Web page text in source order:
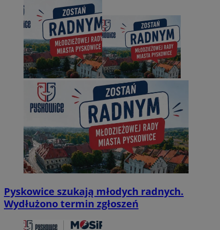
Pyskowice szukają młodych radnych.
Wydłużono termin zgłoszeń